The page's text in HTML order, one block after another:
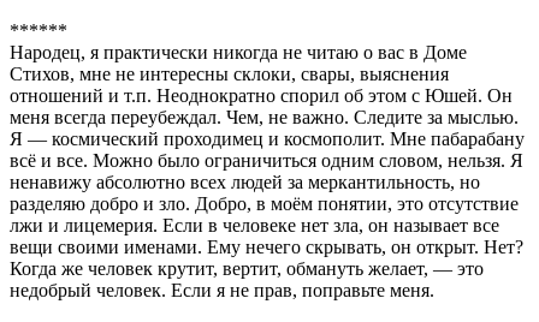
******
Народец, я практически никогда не читаю о вас в Доме
Стихов, мне не интересны склоки, свары, выяснения
отношений и т.п. Неоднократно спорил об этом с Юшей. Он
меня всегда переубеждал. Чем, не важно. Следите за мыслью.
Я — космический проходимец и космополит. Мне пабарабану
всё и все. Можно было ограничиться одним словом, нельзя. Я
ненавижу абсолютно всех людей за меркантильность, но
разделяю добро и зло. Добро, в моём понятии, это отсутствие
лжи и лицемерия. Если в человеке нет зла, он называет все
вещи своими именами. Ему нечего скрывать, он открыт. Нет?
Когда же человек крутит, вертит, обмануть желает, — это
недобрый человек. Если я не прав, поправьте меня.